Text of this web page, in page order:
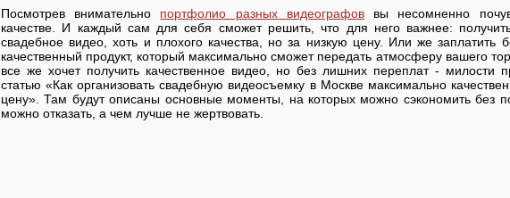
Посмотрев внимательно портфолио разных видеографоввы несомненно
качестве. И каждый сам для себя сможет решить, что для него важнее:
свадебное видео, хоть и плохого качества, но за низкую цену. Или же заплатить
качественный продукт, который максимально сможет передать атмосферу вашего
все же хочет получить качественное видео, но без лишних переплат - милости
статью «Как организовать свадебную видеосъемку в Москве максимально
цену». Там будут описаны основные моменты, на которых можно сэкономить без
можно отказать, а чем лучше не жертвовать.